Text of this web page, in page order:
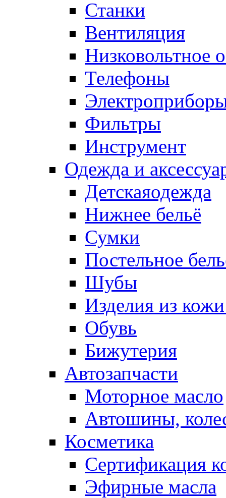
Станки
Вентиляция
Низковольтное
Телефоны
Фильтры
Инструмент
Одежда и
Детскаяодежда
Нижнее бельё
Сумки
Постельное
Шубы
Изделия из
Обувь
Бижутерия
Автозапчасти
Моторное масло
Автошины,
Косметика
Сертификация
Эфирные масла